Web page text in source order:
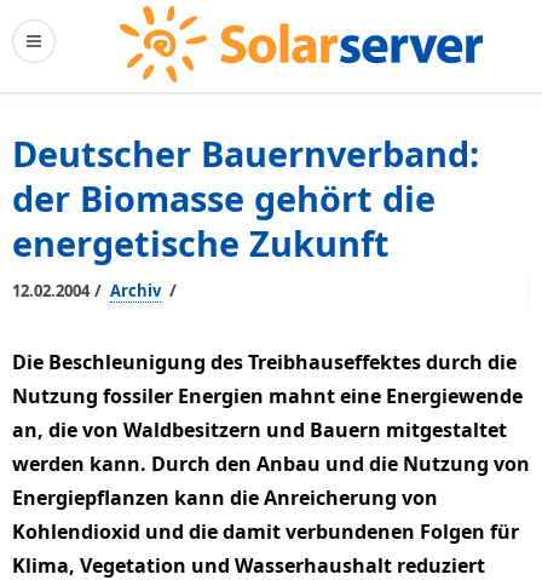
Deutscher Bauernverband:
der Biomasse gehört die
energetische Zukunft
12.02.2004/ Archiv /
Die Beschleunigung des Treibhauseffektes durch die
Nutzung fossiler Energien mahnt eine Energiewende
an, die von Waldbesitzern und Bauern mitgestaltet
werden kann. Durch den Anbau und die Nutzung von
Energiepflanzen kann die Anreicherung von
Kohlendioxid und die damit verbundenen Folgen für
Klima, Vegetation und Wasserhaushalt reduziert